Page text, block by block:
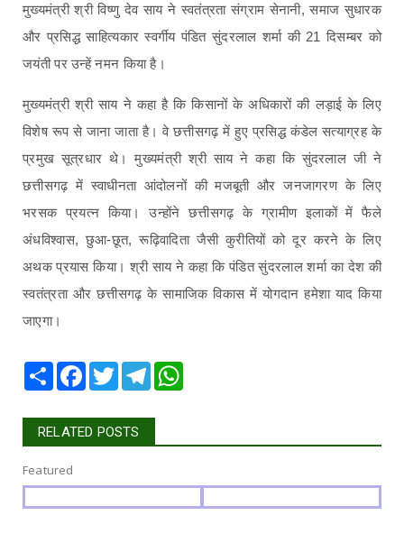
मुख्यमंत्री श्री विष्णु देव साय ने स्वतंत्रता संग्राम सेनानी, समाज सुधारक
और प्रसिद्ध साहित्यकार स्वर्गीय पंडित सुंदरलाल शर्मा की 21 दिसम्बर को
जयंती पर उन्हें नमन किया है।
मुख्यमंत्री श्री साय ने कहा है कि किसानों के अधिकारों की लड़ाई के लिए
विशेष रूप से जाना जाता है। वे छत्तीसगढ़ में हुए प्रसिद्ध कंडेल सत्याग्रह के
प्रमुख सूत्रधार थे। मुख्यमंत्री श्री साय ने कहा कि सुंदरलाल जी ने
छत्तीसगढ़ में स्वाधीनता आंदोलनों की मजबूती और जनजागरण के लिए
भरसक प्रयत्न किया। उन्होंने छत्तीसगढ़ के ग्रामीण इलाकों में फैले
अंधविश्वास, छुआ-छूत, रूढ़िवादिता जैसी कुरीतियों को दूर करने के लिए
अथक प्रयास किया। श्री साय ने कहा कि पंडित सुंदरलाल शर्मा का देश की
स्वतंत्रता और छत्तीसगढ़ के सामाजिक विकास में योगदान हमेशा याद किया
जाएगा।
Share Facebook
TwitterTelegram
RELATED POSTS
Featured